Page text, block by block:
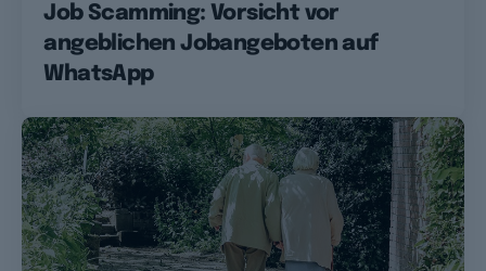
Job Scamming: Vorsicht vor
angeblichen Jobangeboten auf
WhatsApp